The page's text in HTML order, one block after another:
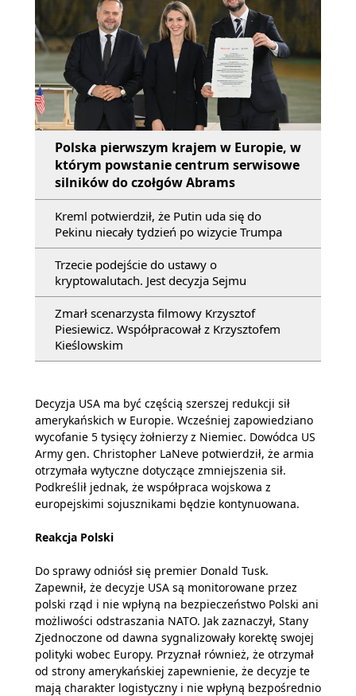
Polska pierwszym krajem w Europie, w
którym powstanie centrum serwisowe
silników do czołgów Abrams
Kreml potwierdził, że Putin uda się do
Pekinu niecały tydzień po wizycie Trumpa
Trzecie podejście do ustawy o
kryptowalutach. Jest decyzja Sejmu
Zmarł scenarzysta filmowy Krzysztof
Piesiewicz. Współpracował z Krzysztofem
Kieślowskim
Decyzja USA ma być częścią szerszej redukcji sił
amerykańskich w Europie. Wcześniej zapowiedziano
wycofanie 5 tysięcy żołnierzy z Niemiec. Dowódca US
Army gen. Christopher LaNeve potwierdził, że armia
otrzymała wytyczne dotyczące zmniejszenia sił.
Podkreślił jednak, że współpraca wojskowa z
europejskimi sojusznikami będzie kontynuowana.
Reakcja Polski
Do sprawy odniósł się premier Donald Tusk.
Zapewnił, że decyzje USA są monitorowane przez
polski rząd i nie wpłyną na bezpieczeństwo Polski ani
możliwości odstraszania NATO. Jak zaznaczył, Stany
Zjednoczone od dawna sygnalizowały korektę swojej
polityki wobec Europy. Przyznał również, że otrzymał
od strony amerykańskiej zapewnienie, że decyzje te
mają charakter logistyczny i nie wpłyną bezpośrednio